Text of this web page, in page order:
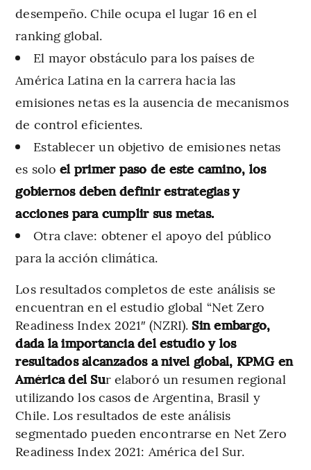
desempeño. Chile ocupa el lugar 16 en el
ranking global.
El mayor obstáculo para los países de
América Latina en la carrera hacia las
emisiones netas es la ausencia de mecanismos
de control eficientes.
Establecer un objetivo de emisiones netas
es soloel primer paso de este camino, los
gobiernos deben definir estrategias y
acciones para cumplir sus metas.
Otra clave: obtener el apoyo del público
para la acción climática.
Los resultados completos de este análisis se
encuentran en el estudio global “Net Zero
Readiness Index 2021″ (NZRI). Sin embargo,
dada la importancia del estudio y los
resultados alcanzados a nivel global, KPMG en
América del Sur elaboró un resumen regional
utilizando los casos de Argentina, Brasil y
Chile. Los resultados de este análisis
segmentado pueden encontrarse en Net Zero
Readiness Index 2021: América del Sur.